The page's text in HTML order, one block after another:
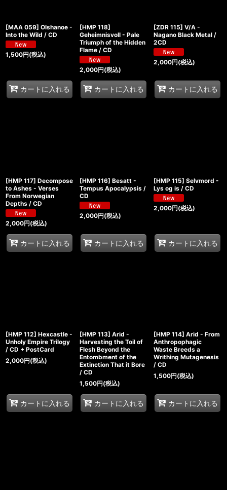
[MAA 059] Olshanoe -
Into the Wild / CD
1,500円(税込)
カートに入れる
[HMP 118]
Geheimnisvoll - Pale
Triumph of the Hidden
Flame / CD
2,000円(税込)
カートに入れる
[ZDR 115] V/A -
Nagano Black Metal /
2CD
2,000円(税込)
カートに入れる
[HMP 117] Decompose
to Ashes - Verses
From Norwegian
Depths / CD
2,000円(税込)
カートに入れる
[HMP 116] Besatt -
Tempus Apocalypsis /
CD
2,000円(税込)
カートに入れる
[HMP 115] Selvmord -
Lys og is / CD
2,000円(税込)
カートに入れる
[HMP 112] Hexcastle -
Unholy Empire Trilogy
/ CD + PostCard
2,000円(税込)
カートに入れる
[HMP 113] Arid -
Harvesting the Toil of
Flesh Beyond the
Entombment of the
Extinction That it Bore
/ CD
1,500円(税込)
カートに入れる
[HMP 114] Arid - From
Anthropophagic
Waste Breeds a
Writhing Mutagenesis
/ CD
1,500円(税込)
カートに入れる